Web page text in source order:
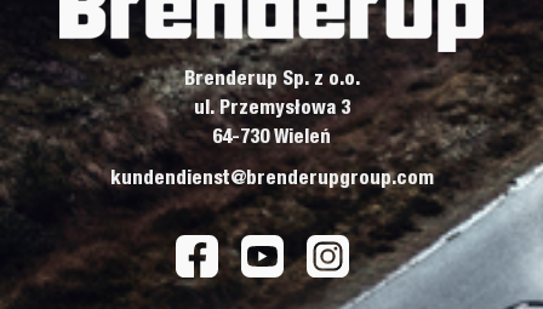
Brenderup Sp. z o.o.
ul. Przemysłowa 3
64-730 Wieleń
kundendienst@brenderupgroup.com